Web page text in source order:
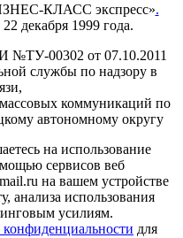
КЛАСС экспресс».
декабря 1999 года.
№ТУ-00302 от 07.10.2011
службы по надзору в
коммуникаций по
автономному округу
на использование
сервисов веб
на вашем устройстве
анализа использования
усилиям.
для